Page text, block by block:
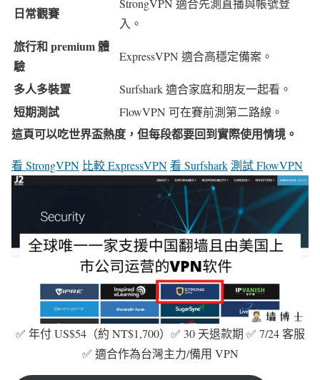
日常觀賽
StrongVPN 適合先測直播與帳號登
入。
旅行和 premium 體
驗
ExpressVPN 適合高穩定備案。
多人多裝置 Surfshark 適合家庭和朋友一起看。
短期測試 FlowVPN 可在賽前測第二路線。
這頁可以吃世界盃熱度，但每段都要回到實際使用情境。
看 StrongVPN 比較 ExpressVPN看 Surfshark測試 FlowVPN
✅ 年付 US$54（約 NT$1,700）✅ 30 天退款期 ✅ 7/24 客服
✅ 適合作為台灣主力/備用 VPN